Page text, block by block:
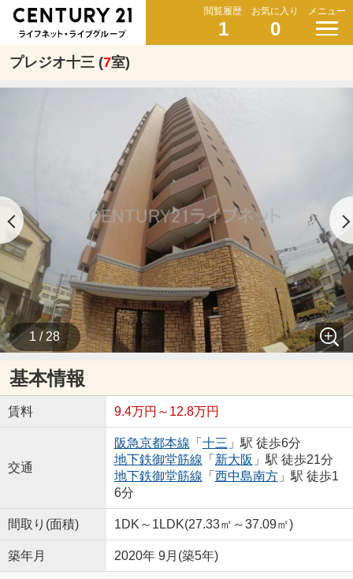
閲覧履歴
1
お気に入り
0
メニュー
プレジオ十三 (7室)
1 / 28
基本情報
賃料 9.4万円～12.8万円
交通
阪急京都本線 「 十三 」駅 徒歩6分
地下鉄御堂筋線 「 新大阪 」駅 徒歩21分
地下鉄御堂筋線 「 西中島南方」駅 徒歩1
6分
間取り(面積) 1DK～1LDK(27.33㎡～37.09㎡)
築年月 2020年 9月(築5年)